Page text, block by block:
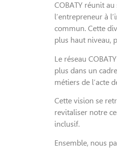
COBATY réunit
l’entrepreneur à
commun. Cette
plus haut niveau,
Le réseau
plus dans un
métiers de l’acte
Cette vision se
revitaliser notre
inclusif.
Ensemble, nous